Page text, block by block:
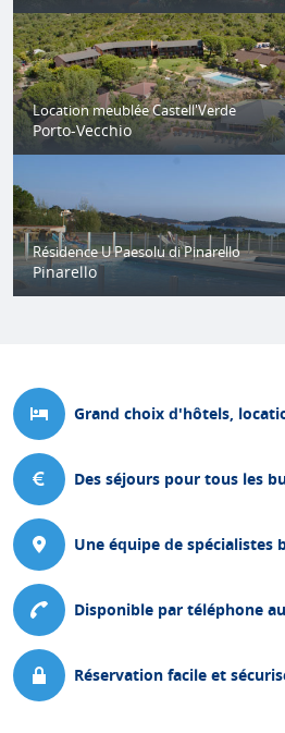
Location meublée Castell'Verde
Porto-Vecchio
Résidence U Paesolu di Pinarello
Pinarello
Grand choix d'hôtels,
Des séjours pour tous les
Une équipe de spécialistes
Disponible par téléphone
Réservation facile et